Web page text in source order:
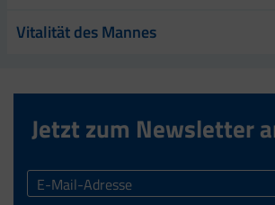
Vitalität des Mannes
Jetzt zum Newsletter